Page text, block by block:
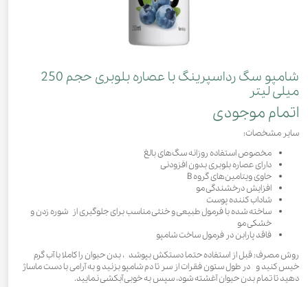
شامپو سگ رداسپرینگ با عصاره بلوبری حجم 250
میلی لیتر
اتمام موجودی
سایر مشخصات:
مخصوص استفاده روزانه سگ‌های بالغ
دارای عصاره بلوبری بدون افزودنی
حاوی ویتامین‌های گروه B
افزایش درخشندگی مو
شاداب کننده پوست
ساخته شده با فرمول طبیعی و خنثی مناسب برای جلوگیری از شوره زدن و
خشکی مو
فاقد پارابن در فرمول ساخت شامپو
روش مصرف: قبل از استفاده حتما دستکش بپوشد ، بدن حیوان را کاملا با آب گرم
خیس کنید و در طول ستون فقرات از سر تا دم شامپو بزنید و به آرامی با دست ماساژ
دهید تا تمام بدن حیوان آغشته شود، سپس به خوبی آبکشی نمایید.